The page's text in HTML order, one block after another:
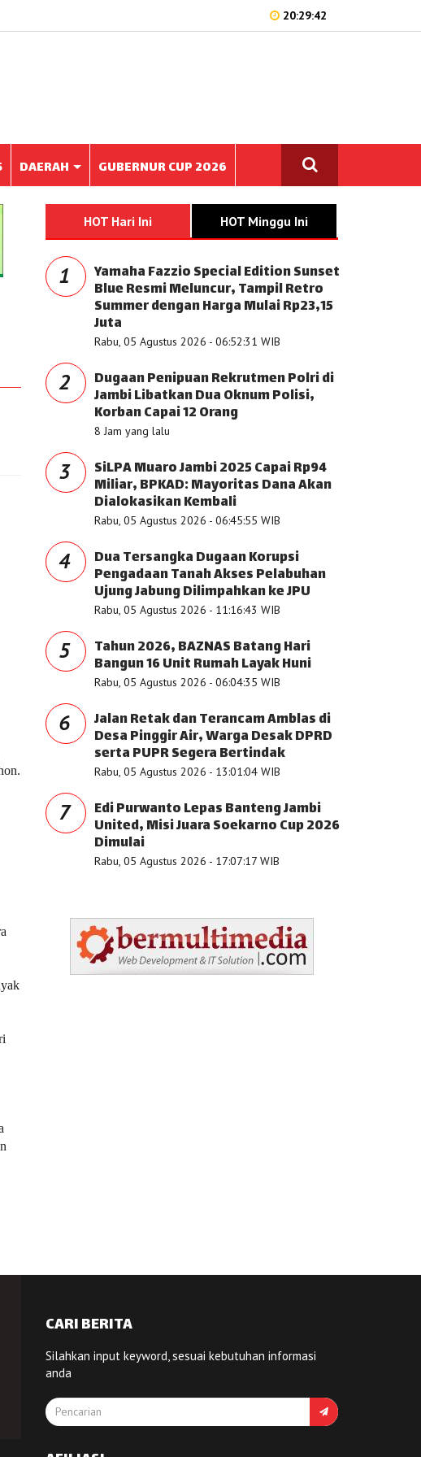
20:29:42
DAERAH GUBERNUR CUP 2026
HOT Hari Ini HOT Minggu Ini
1 Yamaha Fazzio Special Edition Sunset
Blue Resmi Meluncur, Tampil Retro
Summer dengan Harga Mulai Rp23,15
Juta
Rabu, 05 Agustus 2026 - 06:52:31 WIB
2 Dugaan Penipuan Rekrutmen Polri di
Jambi Libatkan Dua Oknum Polisi,
Korban Capai 12 Orang
8 Jam yang lalu
3 SiLPA Muaro Jambi 2025 Capai Rp94
Miliar, BPKAD: Mayoritas Dana Akan
Dialokasikan Kembali
Rabu, 05 Agustus 2026 - 06:45:55 WIB
4 Dua Tersangka Dugaan Korupsi
Pengadaan Tanah Akses Pelabuhan
Ujung Jabung Dilimpahkan ke JPU
Rabu, 05 Agustus 2026 - 11:16:43 WIB
5 Tahun 2026, BAZNAS Batang Hari
Bangun 16 Unit Rumah Layak Huni
Rabu, 05 Agustus 2026 - 06:04:35 WIB
6 Jalan Retak dan Terancam Amblas di
Desa Pinggir Air, Warga Desak DPRD
serta PUPR Segera Bertindak
Rabu, 05 Agustus 2026 - 13:01:04 WIB
7 Edi Purwanto Lepas Banteng Jambi
United, Misi Juara Soekarno Cup 2026
Dimulai
Rabu, 05 Agustus 2026 - 17:07:17 WIB
CARI BERITA
Silahkan input keyword, sesuai kebutuhan informasi
anda